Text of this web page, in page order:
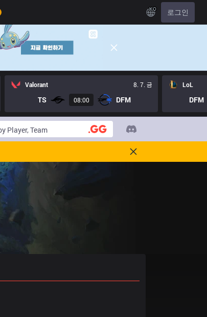
KO 로그인
Valorant 8. 7. 금
TS 08:00 DFM
LoL
DFM